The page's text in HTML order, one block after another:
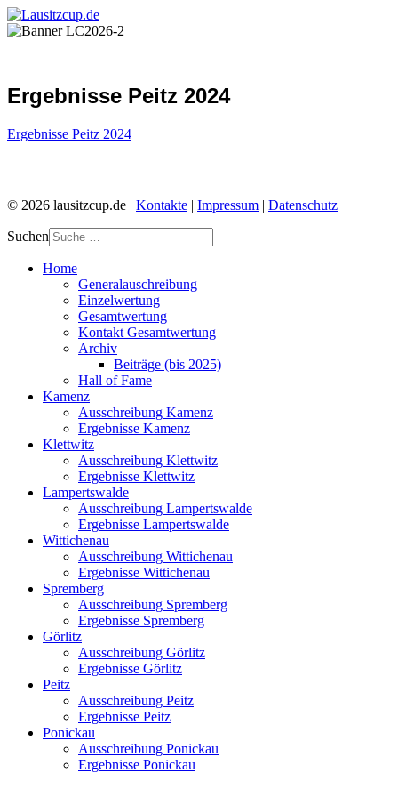
Ergebnisse Peitz 2024
Ergebnisse Peitz 2024
© 2026 lausitzcup.de | Kontakte | Impressum | Datenschutz
Suchen
Home
Generalauschreibung
Einzelwertung
Gesamtwertung
Kontakt Gesamtwertung
Archiv
Beiträge (bis 2025)
Hall of Fame
Kamenz
Ausschreibung Kamenz
Ergebnisse Kamenz
Klettwitz
Ausschreibung Klettwitz
Ergebnisse Klettwitz
Lampertswalde
Ausschreibung Lampertswalde
Ergebnisse Lampertswalde
Wittichenau
Ausschreibung Wittichenau
Ergebnisse Wittichenau
Spremberg
Ausschreibung Spremberg
Ergebnisse Spremberg
Görlitz
Ausschreibung Görlitz
Ergebnisse Görlitz
Peitz
Ausschreibung Peitz
Ergebnisse Peitz
Ponickau
Ausschreibung Ponickau
Ergebnisse Ponickau